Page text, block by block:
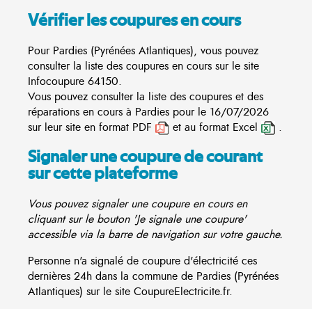
Vérifier les coupures en cours
Pour Pardies (Pyrénées Atlantiques), vous pouvez
consulter la liste des coupures en cours sur le site
Infocoupure 64150.
Vous pouvez consulter la liste des coupures et des
réparations en cours à Pardies pour le 16/07/2026
sur leur site en format PDF
et au format Excel .
Signaler une coupure de courant
sur cette plateforme
Vous pouvez signaler une coupure en cours en
cliquant sur le bouton 'Je signale une coupure'
accessible via la barre de navigation sur votre gauche.
Personne n'a signalé de coupure d'électricité ces
dernières 24h dans la commune de Pardies (Pyrénées
Atlantiques) sur le site CoupureElectricite.fr.